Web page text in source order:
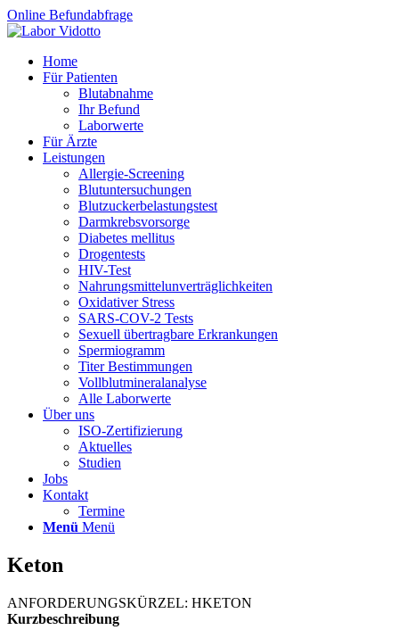
Online Befundabfrage
Home
Für Patienten
Blutabnahme
Ihr Befund
Laborwerte
Für Ärzte
Leistungen
Allergie-Screening
Blutuntersuchungen
Blutzucker­belastungstest
Darmkrebsvorsorge
Diabetes mellitus
Drogentests
HIV-Test
Nahrungsmittel­unverträglichkeiten
Oxidativer Stress
SARS-COV-2 Tests
Sexuell übertragbare Erkrankungen
Spermiogramm
Titer Bestimmungen
Vollblutmineralanalyse
Alle Laborwerte
Über uns
ISO-Zertifizierung
Aktuelles
Studien
Jobs
Kontakt
Termine
Menü Menü
Keton
ANFORDERUNGSKÜRZEL: HKETON
Kurzbeschreibung